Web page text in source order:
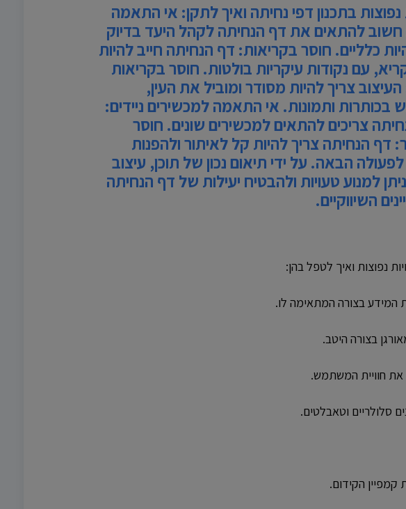
נפוצות בתכנון דפי נחיתה ואיך לתקן: אי התאמה
חשוב להתאים את דף הנחיתה לקהל היעד בדיוק
כלליים. חוסר בקריאות: דף הנחיתה חייב להיות
עם נקודות עיקריות בולטות. חוסר בקריאות
צריך להיות מסודר ומוביל את העין,
בכותרות ותמונות. אי התאמה למכשירים ניידים:
צריכים להתאים למכשירים שונים. חוסר
דף הנחיתה צריך להיות קל לאיתור ולהפנות
הבאה. על ידי תיאום נכון של תוכן, עיצוב
ניתן למנוע טעויות ולהבטיח יעילות של דף הנחיתה
השיווקיים.
נפוצות ואיך לטפל בהן:
המידע בצורה המתאימה לו.
בצורה היטב.
את חוויית המשתמש.
סלולריים וטאבלטים.
קמפיין הקידום.